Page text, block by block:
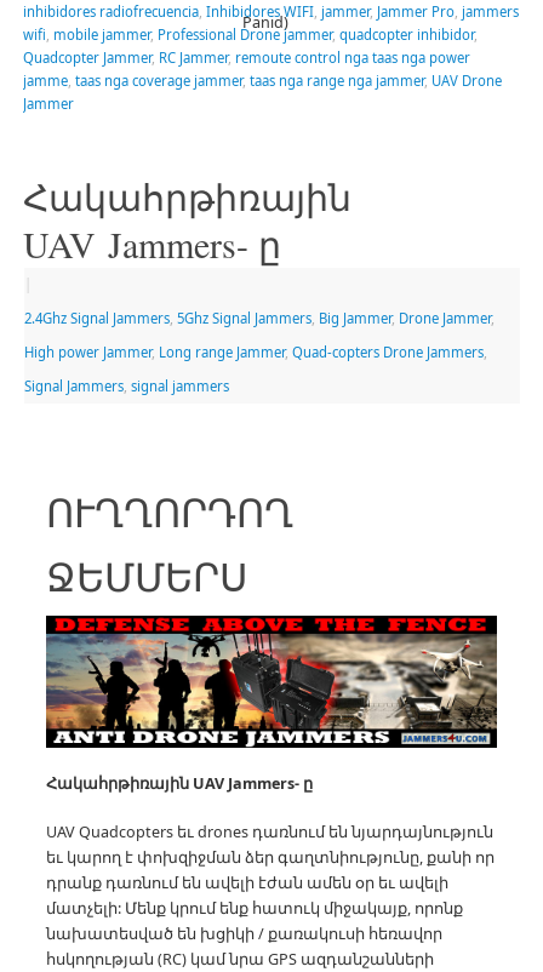
Panid)
inhibidores radiofrecuencia, Inhibidores WIFI, jammer, Jammer Pro, jammers
wifi mobile jammer, Professional Drone jammer, quadcopter inhibidor,
Quadcopter Jammer, RC Jammer, remoute control nga taas nga power
jamme, taas nga coverage jammer, taas nga range nga jammer, UAV Drone
Jammer
Հակահրթիռային
UAV Jammers- ը
2.4Ghz Signal Jammers, 5Ghz Signal Jammers, Big Jammer, Drone Jammer,
High power Jammer, Long range Jammer, Quad-copters Drone Jammers,
Signal Jammers, signal jammers
ՈՒՂՂՈՐԴՈՂ
ՋԵՄՄԵՐՍ
Հակահրթիռային UAV Jammers- ը
UAV Quadcopters եւ drones դառնում են նյարդայնություն
եւ կարող է փոխզիջման ձեր գաղտնիությունը, քանի որ
դրանք դառնում են ավելի էժան ամեն օր եւ ավելի
մատչելի: Մենք կրում ենք հատուկ միջակայք, որոնք
նախատեսված են խցիկի / քառակուսի հեռավոր
հսկողության (RC) կամ նրա GPS ազդանշանների